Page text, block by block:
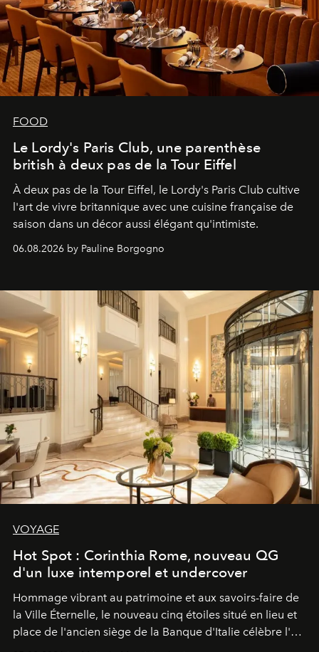
FOOD
Le Lordy's Paris Club, une parenthèse
british à deux pas de la Tour Eiffel
À deux pas de la Tour Eiffel, le Lordy's Paris Club cultive
l'art de vivre britannique avec une cuisine française de
saison dans un décor aussi élégant qu'intimiste.
06.08.2026 by Pauline Borgogno
VOYAGE
Hot Spot : Corinthia Rome, nouveau QG
d'un luxe intemporel et undercover
Hommage vibrant au patrimoine et aux savoirs-faire de
la Ville Éternelle, le nouveau cinq étoiles situé en lieu et
place de l'ancien siège de la Banque d'Italie célèbre l'art